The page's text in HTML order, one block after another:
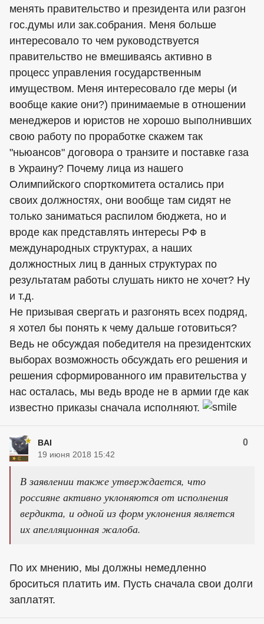
менять правительство и президента или разгон
гос.думы или зак.собрания. Меня больше
интересовало то чем руководствуется
правительство не вмешиваясь активно в
процесс управления государственным
имуществом. Меня интересовало где меры (и
вообще какие они?) принимаемые в отношении
менеджеров и юристов не хорошо выполнивших
свою работу по проработке скажем так
"ньюансов" договора о транзите и поставке газа
в Украину? Почему лица из нашего
Олимпийского спорткомитета остались при
своих должностях, они вообще там сидят не
только заниматься распилом бюджета, но и
вроде как представлять интересы РФ в
международных структурах, а наших
должностных лиц в данных структурах по
результатам работы слушать никто не хочет? Ну
и т.д.
Не призывая свергать и разгонять всех подряд,
я хотел бы понять к чему дальше готовиться?
Ведь не обсуждая победителя на президентских
выборах возможность обсуждать его решения и
решения сформированного им правительства у
нас осталась, мы ведь вроде не в армии где как
известно приказы сначала исполняют.
BAI 0
19 июня 2018 15:42
В заявлении также утверждается, что
россияне активно уклоняются от исполнения
вердикта, и одной из форм уклонения является
их апелляционная жалоба.
По их мнению, мы должны немедленно
броситься платить им. Пусть сначала свои долги
заплатят.